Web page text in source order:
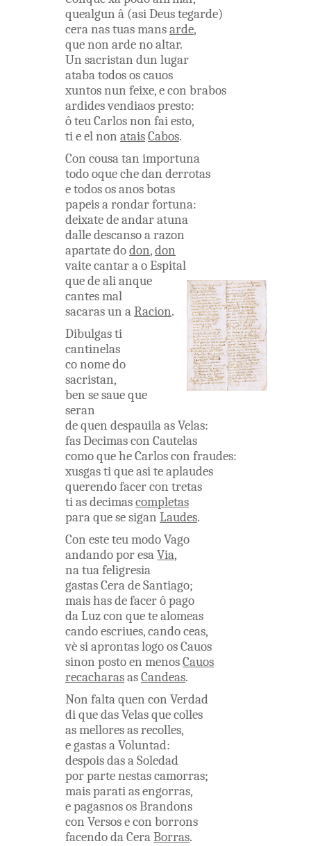
quealgun â (asiDeustegarde)
ceranastuasmansarde,
quenon ardenoaltar.
Un sacristan dun lugar
atabatodososcauos
xuntosnun feixe,econ brabos
ardidesvendiaospresto:
ôteuCarlosnon faiesto,
tieelnon ataisCabos.
Con cousatan importuna
todooquechedan derrotas
etodososanosbotas
papeisarondarfortuna:
deixatedeandaratuna
dalledescansoarazon
apartatedodon,don
vaitecantara oEspital
quedealianque
cantesmal
sacarasun aRacion.
Dibulgasti
cantinelas
conomedo
sacristan,
ben sesaueque
seran
dequen despauilaasVelas:
fasDecimascon Cautelas
comoqueheCarloscon fraudes:
xusgastiqueasiteaplaudes
querendofacercon tretas
tiasdecimascompletas
paraquesesigan Laudes.
Con esteteumodoVago
andandoporesaVia,
natuafeligresia
gastasCeradeSantiago;
maishasdefacerôpago
daLuzcon quetealomeas
candoescriues,candoceas,
vèsiaprontaslogoosCauos
sinon postoen menosCauos
recacharasasCandeas.
Non faltaquen con Verdad
diquedasVelasquecolles
asmelloresasrecolles,
egastasaVoluntad:
despoisdasaSoledad
porpartenestascamorras;
maisparatiasengorras,
epagasnososBrandons
con Versosecon borrons
facendodaCeraBorras.